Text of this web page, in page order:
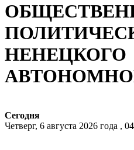
НЕНЕЦКОГО
Сегодня
Четверг, 6 августа 2026 года ,